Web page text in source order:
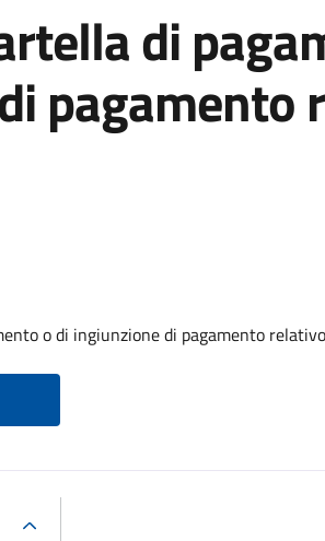
di
pagamento
o di ingiunzione di pagamento